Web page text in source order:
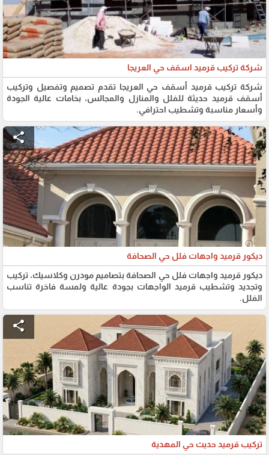
شركة تركيب قرميد اسقف حي العريجا
شركة تركيب قرميد أسقف حي العريجا تقدم تصميم وتفصيل وتركيب
أسقف قرميد حديثة للفلل والمنازل والمجالس، بخامات عالية الجودة
وأسعار مناسبة وتشطيب احترافي.
share
ديكور قرميد واجهات فلل حي الصحافة
ديكور قرميد واجهات فلل حي الصحافة بتصاميم مودرن وكلاسيك، تركيب
وتجديد وتشطيب قرميد الواجهات بجودة عالية ولمسة فاخرة تناسب
الفلل.
share
تركيب قرميد حديث حي المهدية